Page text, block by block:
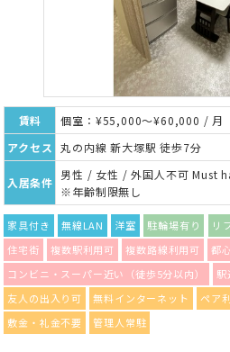
賃料
個室：¥55,000～¥60,000 / 月
アクセス
丸の内線 新大塚駅 徒歩7分
入居条件
男性 / 女性 / 外国人不可 Must
※年齢制限無し
家具付き 無線LAN 洋室 駐輪場有り
リ
住宅街
複数駅利用可 複数路線利用可
都
コンビニ・スーパー近い（徒歩5分以内）
駅
友人の出入り可
無料インターネット ペア
敷金・礼金不要
管理人常駐